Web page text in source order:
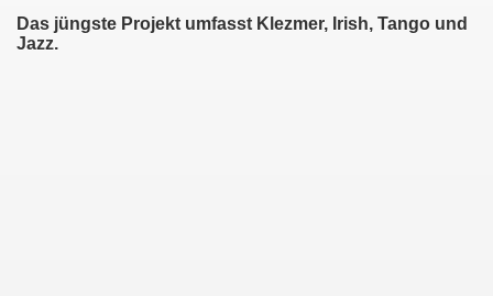
Das jüngste Projekt umfasst Klezmer, Irish, Tango und
Jazz.